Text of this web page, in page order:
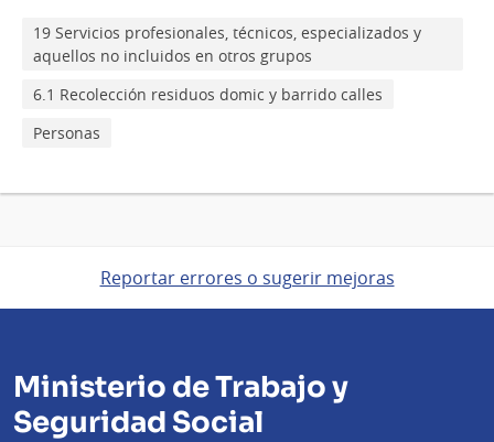
19 Servicios profesionales, técnicos, especializados y
aquellos no incluidos en otros grupos
6.1 Recolección residuos domic y barrido calles
Personas
Reportar errores o sugerir mejoras
Ministerio de Trabajo y
Seguridad Social